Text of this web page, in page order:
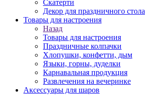
Скатерти
Декор для праздничного стола
Товары для настроения
Назад
Товары для настроения
Праздничные колпачки
Хлопушки, конфетти, дым
Языки, горны, дуделки
Карнавальная продукция
Развлечения на вечеринке
Аксессуары для шаров